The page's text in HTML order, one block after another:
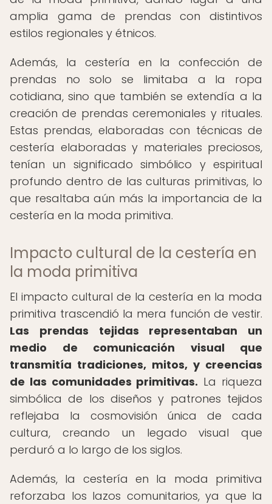
amplia gama de prendas con distintivos
estilos regionales y étnicos.
Además, la cestería en la confección de
prendas no solo se limitaba a la ropa
cotidiana, sino que también se extendía a la
creación de prendas ceremoniales y rituales.
Estas prendas, elaboradas con técnicas de
cestería elaboradas y materiales preciosos,
tenían un significado simbólico y espiritual
profundo dentro de las culturas primitivas, lo
que resaltaba aún más la importancia de la
cestería en la moda primitiva.
Impacto cultural de la cestería en
la moda primitiva
El impacto cultural de la cestería en la moda
primitiva trascendió la mera función de vestir.
Las prendas tejidas representaban un
medio de comunicación visual que
transmitía tradiciones, mitos, y creencias
de las comunidades primitivas. La riqueza
simbólica de los diseños y patrones tejidos
reflejaba la cosmovisión única de cada
cultura, creando un legado visual que
perduró a lo largo de los siglos.
Además, la cestería en la moda primitiva
reforzaba los lazos comunitarios, ya que la